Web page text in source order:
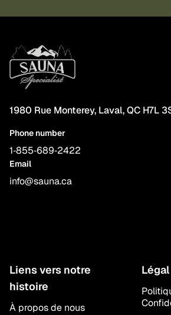
1980 Rue Monterey, Laval, QC H7L
Phone number
1‑855‑689‑2422
Email
info@sauna.ca
Liens vers notre
histoire
À propos de nous
Légal